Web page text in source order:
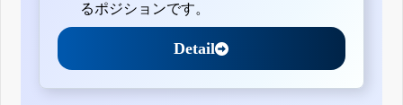
るポジションです。
Detail